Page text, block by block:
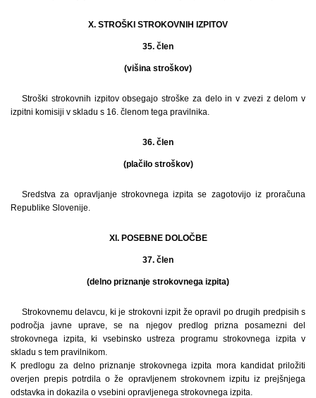
X. STROŠKI STROKOVNIH IZPITOV
35. člen
(višina stroškov)
Stroški strokovnih izpitov obsegajo stroške za delo in v zvezi z delom v
izpitni komisiji v skladu s 16. členom tega pravilnika.
36. člen
(plačilo stroškov)
Sredstva za opravljanje strokovnega izpita se zagotovijo iz proračuna
Republike Slovenije.
XI. POSEBNE DOLOČBE
37. člen
(delno priznanje strokovnega izpita)
Strokovnemu delavcu, ki je strokovni izpit že opravil po drugih predpisih s
področja javne uprave, se na njegov predlog prizna posamezni del
strokovnega izpita, ki vsebinsko ustreza programu strokovnega izpita v
skladu s tem pravilnikom.
K predlogu za delno priznanje strokovnega izpita mora kandidat priložiti
overjen prepis potrdila o že opravljenem strokovnem izpitu iz prejšnjega
odstavka in dokazila o vsebini opravljenega strokovnega izpita.